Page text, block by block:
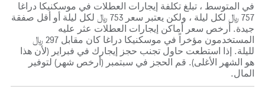
في المتوسط ، تبلغ تكلفة إيجارات العطلات في موسكنيكا دراغا
757 ﷼ لكل ليلة ، ولكن يعتبر سعر 753 ﷼ لكل ليلة أو أقل صفقة
جيدة. أرخص سعر أماكن إيجارات العطلات عثر عليه
المستخدمون مؤخراً في موسكنيكا دراغا كان مقابل 297 ﷼
لليلة. إذا استطعت حاول تجنب حجز إيجارك في فبراير (لأن هذا
هو الشهر الأغلى). قم الحجز في سبتمبر (أرخص شهر) لتوفير
المال.